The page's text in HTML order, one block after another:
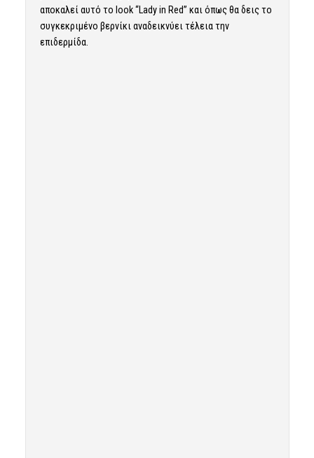
αποκαλεί αυτό το look “Lady in Red” και όπως θα δεις το
συγκεκριμένο βερνίκι αναδεικνύει τέλεια την
επιδερμίδα.